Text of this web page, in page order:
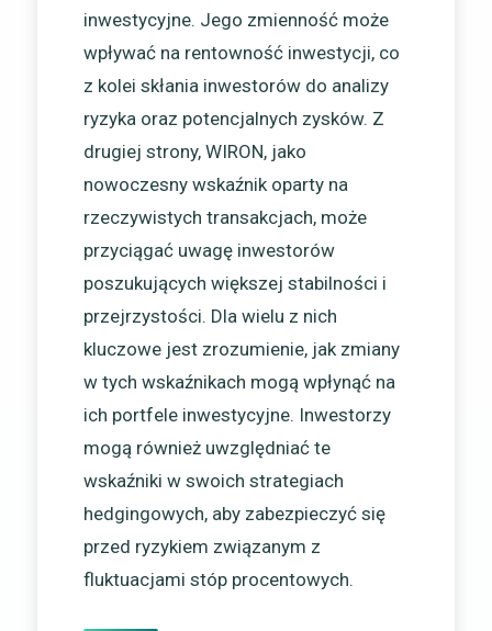
inwestycyjne. Jego zmienność może
wpływać na rentowność inwestycji, co
z kolei skłania inwestorów do analizy
ryzyka oraz potencjalnych zysków. Z
drugiej strony, WIRON, jako
nowoczesny wskaźnik oparty na
rzeczywistych transakcjach, może
przyciągać uwagę inwestorów
poszukujących większej stabilności i
przejrzystości. Dla wielu z nich
kluczowe jest zrozumienie, jak zmiany
w tych wskaźnikach mogą wpłynąć na
ich portfele inwestycyjne. Inwestorzy
mogą również uwzględniać te
wskaźniki w swoich strategiach
hedgingowych, aby zabezpieczyć się
przed ryzykiem związanym z
fluktuacjami stóp procentowych.